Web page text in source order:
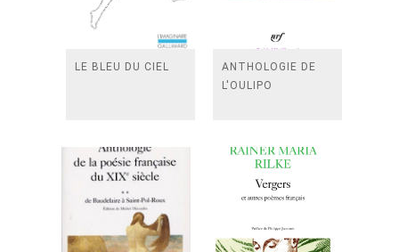
LE BLEU DU CIEL
ANTHOLOGIE DE
L'OULIPO